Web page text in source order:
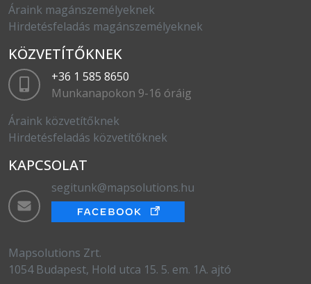
Áraink magánszemélyeknek
Hirdetésfeladás magánszemélyeknek
KÖZVETÍTŐKNEK
+36 1 585 8650
Munkanapokon 9-16 óráig
Áraink közvetítőknek
Hirdetésfeladás közvetítőknek
KAPCSOLAT
segitunk@mapsolutions.hu
Mapsolutions Zrt.
1054 Budapest, Hold utca 15. 5. em. 1A. ajtó